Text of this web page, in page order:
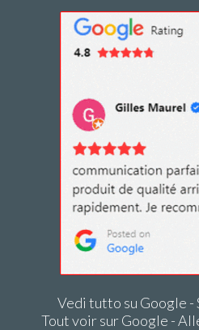
Vedi tutto su Google -
Tout voir sur Google -